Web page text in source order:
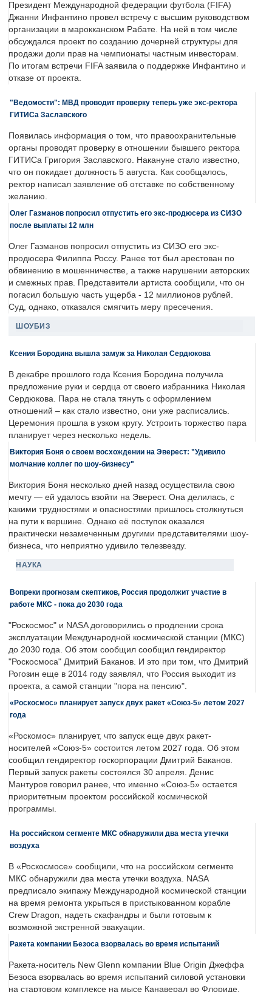
Президент Международной федерации футбола (FIFA)
Джанни Инфантино провел встречу с высшим руководством
организации в марокканском Рабате. На ней в том числе
обсуждался проект по созданию дочерней структуры для
продажи доли прав на чемпионаты частным инвесторам.
По итогам встречи FIFA заявила о поддержке Инфантино и
отказе от проекта.
"Ведомости": МВД проводит проверку теперь уже экс-ректора
ГИТИСа Заславского
Появилась информация о том, что правоохранительные
органы проводят проверку в отношении бывшего ректора
ГИТИСа Григория Заславского. Накануне стало известно,
что он покидает должность 5 августа. Как сообщалось,
ректор написал заявление об отставке по собственному
желанию.
Олег Газманов попросил отпустить его экс-продюсера из СИЗО
после выплаты 12 млн
Олег Газманов попросил отпустить из СИЗО его экс-
продюсера Филиппа Россу. Ранее тот был арестован по
обвинению в мошенничестве, а также нарушении авторских
и смежных прав. Представители артиста сообщили, что он
погасил большую часть ущерба - 12 миллионов рублей.
Суд, однако, отказался смягчить меру пресечения.
ШОУБИЗ
Ксения Бородина вышла замуж за Николая Сердюкова
В декабре прошлого года Ксения Бородина получила
предложение руки и сердца от своего избранника Николая
Сердюкова. Пара не стала тянуть с оформлением
отношений – как стало известно, они уже расписались.
Церемония прошла в узком кругу. Устроить торжество пара
планирует через несколько недель.
Виктория Боня о своем восхождении на Эверест: "Удивило
молчание коллег по шоу-бизнесу"
Виктория Боня несколько дней назад осуществила свою
мечту — ей удалось взойти на Эверест. Она делилась, с
какими трудностями и опасностями пришлось столкнуться
на пути к вершине. Однако её поступок оказался
практически незамеченным другими представителями шоу-
бизнеса, что неприятно удивило телезвезду.
НАУКА
Вопреки прогнозам скептиков, Россия продолжит участие в
работе МКС - пока до 2030 года
"Роскосмос" и NASA договорились о продлении срока
эксплуатации Международной космической станции (МКС)
до 2030 года. Об этом сообщил сообщил гендиректор
"Роскосмоса" Дмитрий Баканов. И это при том, что Дмитрий
Рогозин еще в 2014 году заявлял, что Россия выходит из
проекта, а самой станции "пора на пенсию".
«Роскосмос» планирует запуск двух ракет «Союз-5» летом 2027
года
«Роскомос» планирует, что запуск еще двух ракет-
носителей «Союз-5» состоится летом 2027 года. Об этом
сообщил гендиректор госкорпорации Дмитрий Баканов.
Первый запуск ракеты состоялся 30 апреля. Денис
Мантуров говорил ранее, что именно «Союз-5» остается
приоритетным проектом российской космической
программы.
На российском сегменте МКС обнаружили два места утечки
воздуха
В «Роскосмосе» сообщили, что на российском сегменте
МКС обнаружили два места утечки воздуха. NASA
предписало экипажу Международной космической станции
на время ремонта укрыться в пристыкованном корабле
Crew Dragon, надеть скафандры и были готовым к
возможной экстренной эвакуации.
Ракета компании Безоса взорвалась во время испытаний
Ракета-носитель New Glenn компании Blue Origin Джеффа
Безоса взорвалась во время испытаний силовой установки
на стартовом комплексе на мысе Канаверал во Флориде.